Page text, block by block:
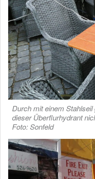
Durch mit einem
dieser Überflurhydrant
Foto: Sonfeld